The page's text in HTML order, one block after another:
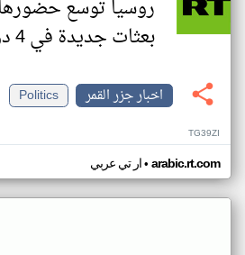
روسيا توسع
بعثات جديدة في 4 دول أفريقية
اخبار جزر القمر
Politics
TG39ZI
ار تي عربي• arabic.rt.com